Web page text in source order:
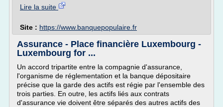
Lire la suite
Site : https://www.banquepopulaire.fr
Assurance - Place financière Luxembourg -
Luxembourg for ...
Un accord tripartite entre la compagnie d'assurance,
l'organisme de réglementation et la banque dépositaire
précise que la garde des actifs est régie par l'ensemble des
trois parties. En outre, les actifs liés aux contrats
d'assurance vie doivent être séparés des autres actifs des